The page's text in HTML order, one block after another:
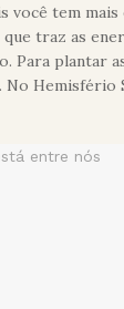
você tem mais
traz as
Para plantar
Hemisfério